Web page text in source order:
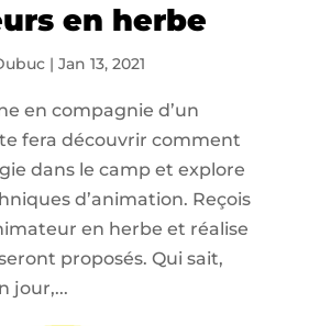
en herbe
| Jan 13, 2021
en compagnie d’un
fera découvrir comment
dans le camp et explore
d’animation. Reçois
en herbe et réalise
proposés. Qui sait,
jour,...